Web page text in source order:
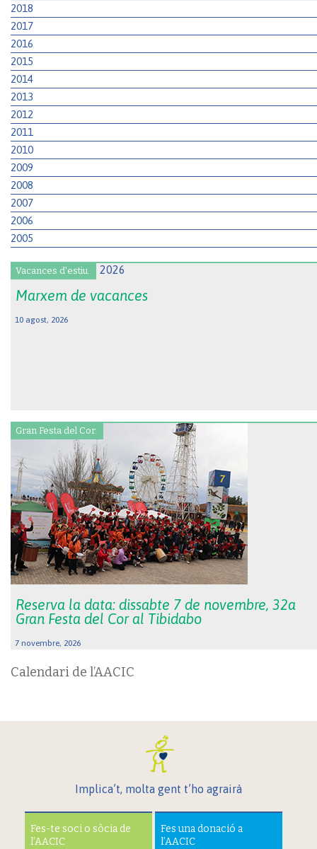
2018
2017
2016
2015
2014
2013
2012
2011
2010
2009
2008
2007
2006
2005
Vacances d'estiu.
Marxem de vacances
10 agost, 2026
Gran Festa del Cor.
Reserva la data: dissabte 7 de novembre, 32a
Gran Festa del Cor al Tibidabo
7 novembre, 2026
Calendari de l’AACIC
Implica’t, molta gent t’ho agrairà
Fes-te soci o sòcia de
l’AACIC
Fes una donació a
l’AACIC